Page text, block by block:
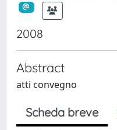
2008
Abstract
atti convegno
Scheda breve